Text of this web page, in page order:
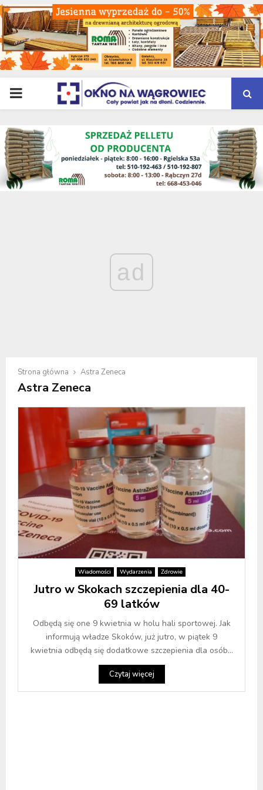
PRIMARY
MENU
ad
Strona główna Astra Zeneca
Astra Zeneca
Wiadomości Wydarzenia Zdrowie
Jutro w Skokach szczepienia dla 40-
69 latków
Odbędą się one 9 kwietnia w holu hali sportowej. Jak
informują władze Skoków, już jutro, w piątek 9
kwietnia odbędą się dodatkowe szczepienia dla osób...
Czytaj więcej